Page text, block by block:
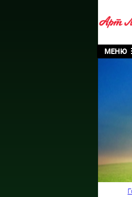
МЕНЮ